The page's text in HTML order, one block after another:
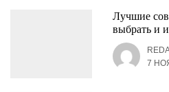
Лучшие
выбрать и
7